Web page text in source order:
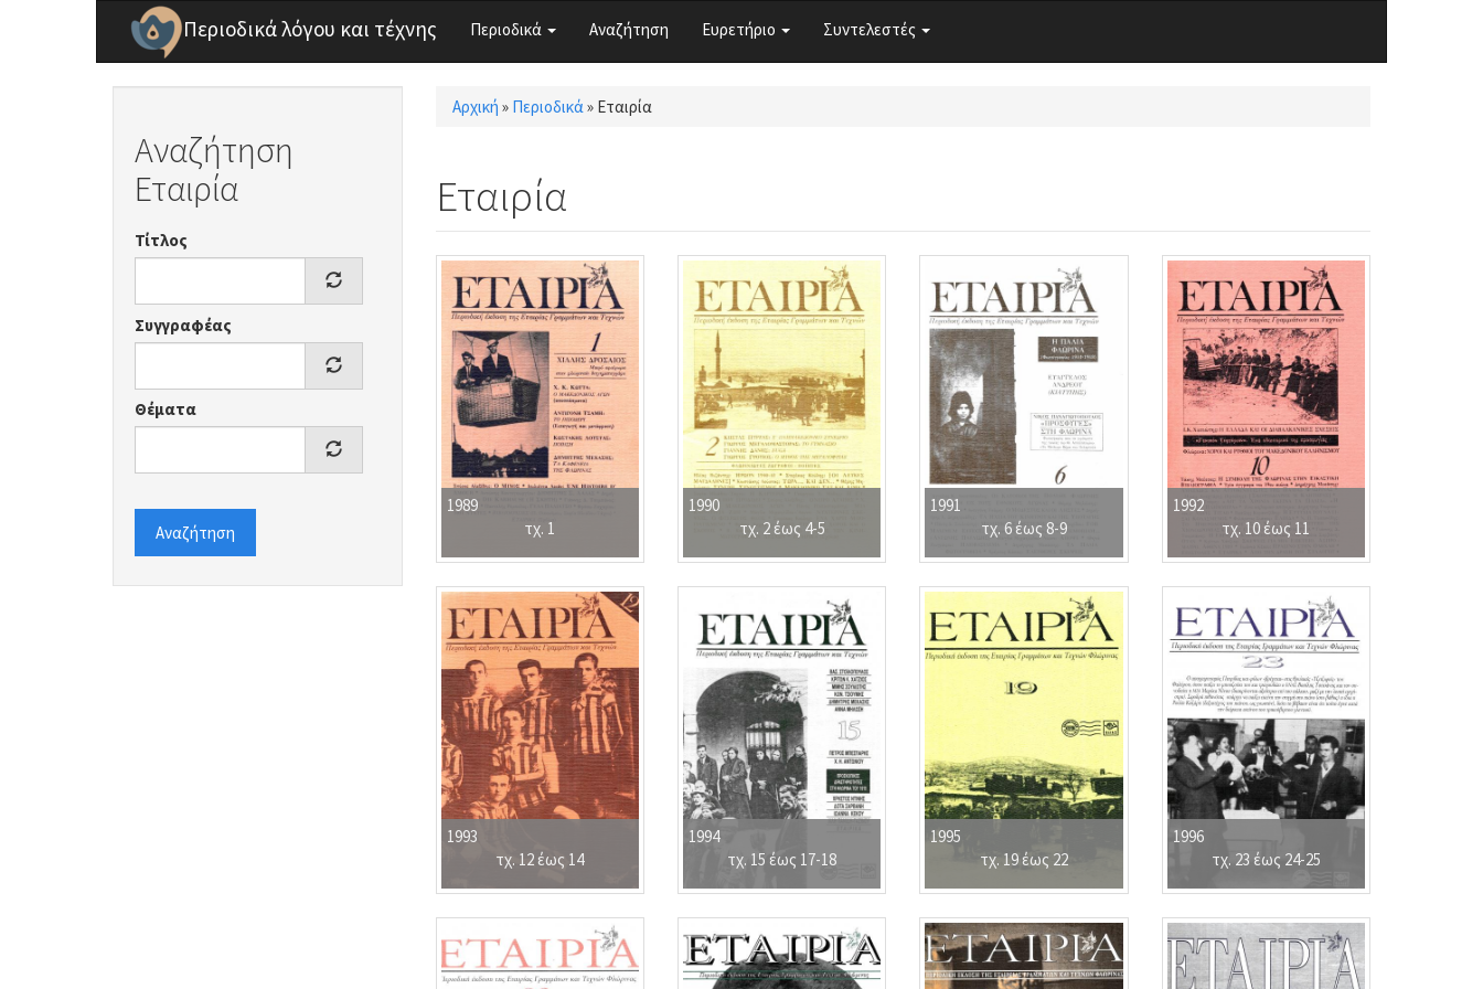
Παράκαμψη προς το κυρίως περιεχόμενο
Περιοδικά λόγου και τέχνης Περιοδικά Αναζήτηση Ευρετήριο Συντελεστές
Αναζήτηση
Εταιρία
Τίτλος
Συγγραφέας
Θέματα
Αναζήτηση
Είστε εδώ
Αρχική » Περιοδικά» Εταιρία
Εταιρία
1989
τχ. 1
1990
τχ. 2 έως 4-5
1991
τχ. 6 έως 8-9
1992
τχ. 10 έως 11
1993
τχ. 12 έως 14
1994
τχ. 15 έως 17-18
1995
τχ. 19 έως 22
1996
τχ. 23 έως 24-25